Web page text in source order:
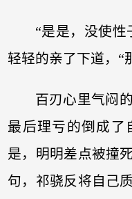
“是是，没使
轻轻的亲了下道，“
百刃心里气闷
最后理亏的倒成了
是，明明差点被撞
句，祁骁反将自己